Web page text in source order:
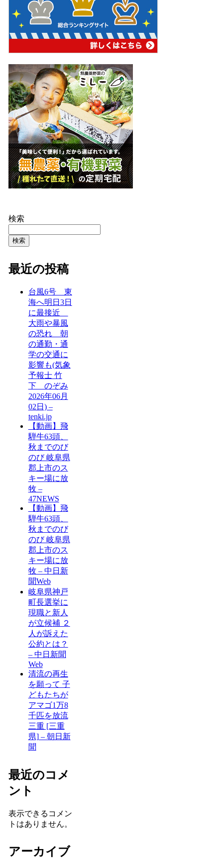
検索
検索
最近の投稿
台風6号 東
海へ明日3日
に最接近
大雨や暴風
の恐れ 朝
の通勤・通
学の交通に
影響も(気象
予報士 竹
下 のぞみ
2026年06月
02日) –
tenki.jp
【動画】飛
騨牛63頭、
秋までのび
のび 岐阜県
郡上市のス
キー場に放
牧 –
47NEWS
【動画】飛
騨牛63頭、
秋までのび
のび 岐阜県
郡上市のス
キー場に放
牧 – 中日新
聞Web
岐阜県神戸
町長選挙に
現職と新人
が立候補 ２
人が訴えた
公約とは？
– 中日新聞
Web
清流の再生
を願って 子
どもたちが
アマゴ1万8
千匹を放流
三重 [三重
県] – 朝日新
聞
最近のコメ
ント
表示できるコメン
トはありません。
アーカイブ